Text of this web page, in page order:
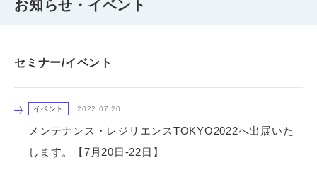
お知らせ・イベント
セミナー/イベント
イベント 2022.07.20
メンテナンス・レジリエンスTOKYO2022へ出展いた
します。【7月20日-22日】